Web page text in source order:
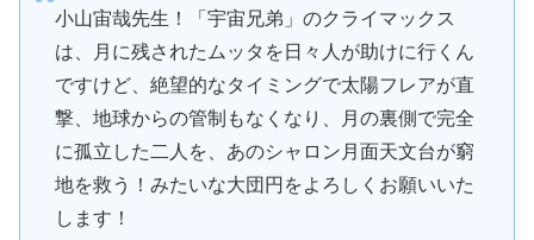
小山宙哉先生！「宇宙兄弟」のクライマックス
は、月に残されたムッタを日々人が助けに行くん
ですけど、絶望的なタイミングで太陽フレアが直
撃、地球からの管制もなくなり、月の裏側で完全
に孤立した二人を、あのシャロン月面天文台が窮
地を救う！みたいな大団円をよろしくお願いいた
します！